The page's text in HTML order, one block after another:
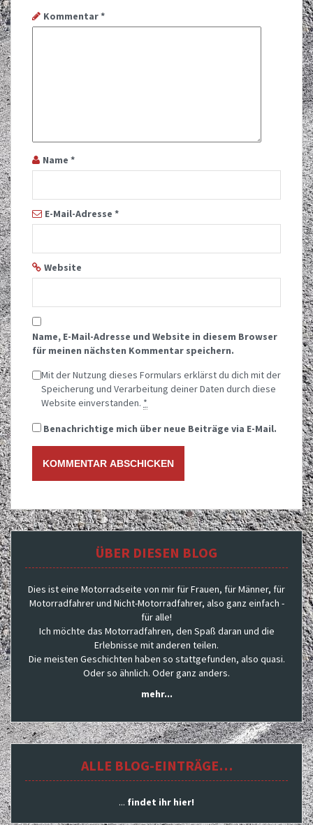
Kommentar*
Name *
E-Mail-Adresse *
Website
Name, E-Mail-Adresse und Website in diesem Browser
für meinen nächsten Kommentar speichern.
Mit der Nutzung dieses Formulars erklärst du dich mit der
Speicherung und Verarbeitung deiner Daten durch diese
Website einverstanden. *
Benachrichtige mich über neue Beiträge via E-Mail.
ÜBER DIESEN BLOG
Dies ist eine Motorradseite von mir für Frauen, für Männer, für
Motorradfahrer und Nicht-Motorradfahrer, also ganz einfach -
für alle!
Ich möchte das Motorradfahren, den Spaß daran und die
Erlebnisse mit anderen teilen.
Die meisten Geschichten haben so stattgefunden, also quasi.
Oder so ähnlich. Oder ganz anders.
mehr...
ALLE BLOG-EINTRÄGE…
... findet ihr hier!